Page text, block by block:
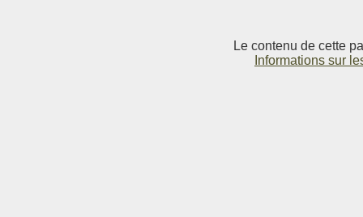
Le contenu de cette
Informations sur